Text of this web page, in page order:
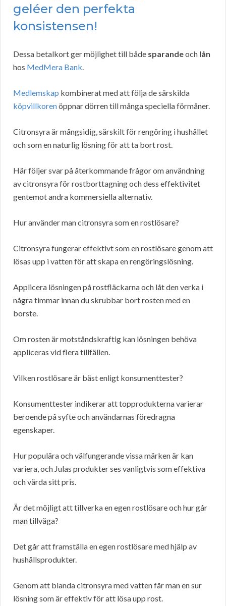
geléer den perfekta
konsistensen!
Dessa betalkort ger möjlighet till både sparandeoch lån
hos MedMera Bank.
Medlemskap kombinerat med att följa de särskilda
köpvillkorenöppnar dörren till många speciella förmåner.
Citronsyra är mångsidig, särskilt för rengöring i hushållet
och som en naturlig lösning för att ta bort rost.
Här följer svar på återkommande frågor om användning
av citronsyra för rostborttagning och dess effektivitet
gentemot andra kommersiella alternativ.
Hur använder man citronsyra som en rostlösare?
Citronsyra fungerar effektivt som en rostlösare genom att
lösas upp i vatten för att skapa en rengöringslösning.
Applicera lösningen på rostfläckarna och låt den verka i
några timmar innan du skrubbar bort rosten med en
borste.
Om rosten är motståndskraftig kan lösningen behöva
appliceras vid flera tillfällen.
Vilken rostlösare är bäst enligt konsumenttester?
Konsumenttester indikerar att topprodukterna varierar
beroende på syfte och användarnas föredragna
egenskaper.
Hur populära och välfungerande vissa märken är kan
variera, och Julas produkter ses vanligtvis som effektiva
och värda sitt pris.
Är det möjligt att tillverka en egen rostlösare och hur går
man tillväga?
Det går att framställa en egen rostlösare med hjälp av
hushållsprodukter.
Genom att blanda citronsyra med vatten får man en sur
lösning som är effektiv för att lösa upp rost.